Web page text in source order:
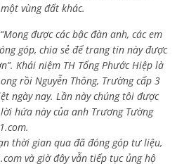
vùng đất khác.
được các bậc đàn anh, các em
góp, chia sẻ để trang tin này được
Khái niệm TH Tống Phước Hiệp là
rồi Nguyễn Thông, Trường cấp 3
ngày nay. Lần này chúng tôi được
hứa này của anh Trương Tường
thời gian qua đã đóng góp tư liệu,
và giờ đây vẫn tiếp tục ủng hộ